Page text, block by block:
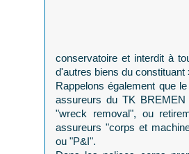
conservatoire et interdit à
d'autres biens du constituant
Rappelons également que
assureurs du TK
"wreck removal", ou
assureurs "corps et
ou "P&I".